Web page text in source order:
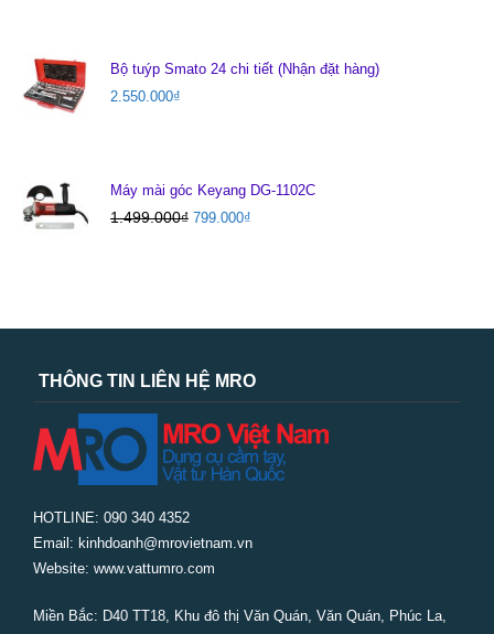
Bộ tuýp Smato 24 chi tiết (Nhận đặt hàng)
2.550.000₫
Máy mài góc Keyang DG-1102C
1.499.000₫ 799.000₫
THÔNG TIN LIÊN HỆ MRO
HOTLINE: 090 340 4352
Email: kinhdoanh@mrovietnam.vn
Website: www.vattumro.com
Miền Bắc: D40 TT18, Khu đô thị Văn Quán, Văn Quán, Phúc La,